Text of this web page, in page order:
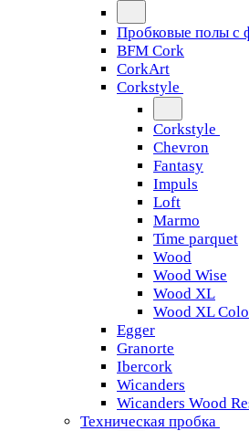
Пробковые полы с
BFM Cork
CorkArt
Corkstyle
Corkstyle
Chevron
Fantasy
Impuls
Loft
Marmo
Time parquet
Wood
Wood Wise
Wood XL
Wood XL
Egger
Granorte
Ibercork
Wicanders
Wicanders Wood
Техническая пробка